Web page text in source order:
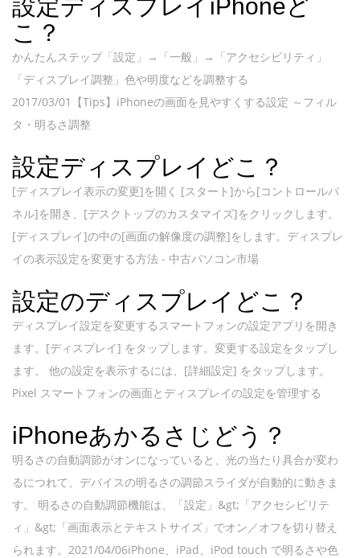
設定ディスプレイiPhoneど
こ？
かんたんステップ「設定」→「一般」→「アクセシビリティ」
「ディスプレイ調整」色や明度などを調整する
2017/03/01【Tips】iPhoneの画面を見やすくする設定 ～フィル
タ・明るさ調整
設定ディスプレイどこ？
[ディスプレイ表示の変更]を開く [スタート]から[コントロールパ
ネル]を開き、[デスクトップのカスタマイズ]をクリックします。
[ディスプレイ]の中の[画面の解像度の調整]をします。ディスプレ
イの表示設定を変更する方法 - 中古パソコン市場
設定のディスプレイどこ？
ディスプレイ設定を変更するスマートフォンの設定アプリを開き
ます。[ディスプレイ] をタップします。変更する設定をタップし
ます。 他の設定を表示するには、[詳細設定] をタップします。
Pixel スマートフォンの画面とディスプレイの設定を管理する
iPhoneあかるさじどう？
明るさの自動調節がオンになっていると、光の当たり具合が変わ
るにつれて、デバイスの明るさの調節スライダが自動的に動きま
す。 明るさの自動調節機能は、「設定」&gt;「アクセシビリテ
ィ」&gt;「画面表示とテキストサイズ」でオン／オフを切り替え
られます。2021/04/06iPhone、iPad、iPod touch で明るさや色